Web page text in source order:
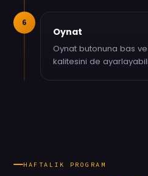
6
Oynat
Oynat butonuna bas
kalitesini de
HAFTALIK PROGRAM